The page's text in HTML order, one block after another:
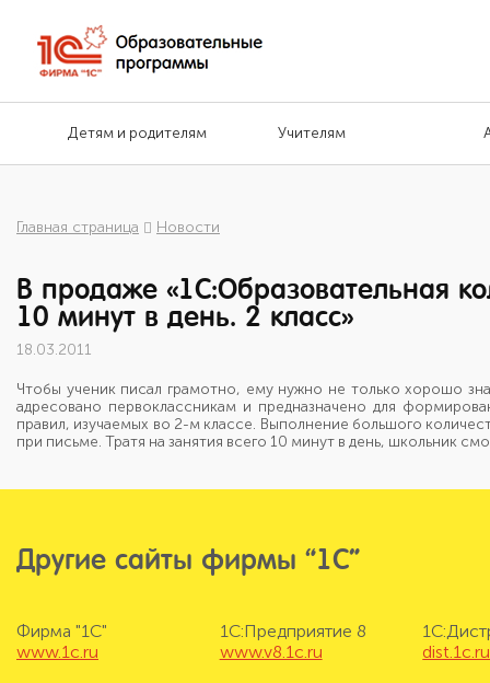
Детям и родителям Учителям
Главная страница Новости
В продаже «1С:Образовательная
10 минут в день. 2 класс»
18.03.2011
Чтобы ученик писал грамотно, ему нужно не только хорошо
адресовано первоклассникам и предназначено для
правил, изучаемых во 2-м классе. Выполнение большого
при письме. Тратя на занятия всего 10 минут в день, школьник
Другие сайты фирмы “1С”
Фирма "1С"
www.1c.ru
1С:Предприятие 8
www.v8.1c.ru
dist.1c.ru